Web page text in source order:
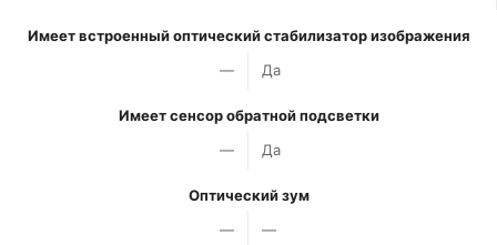
Имеет встроенный оптический стабилизатор изображения
—
Да
Имеет сенсор обратной подсветки
—
Да
Оптический зум
—
—